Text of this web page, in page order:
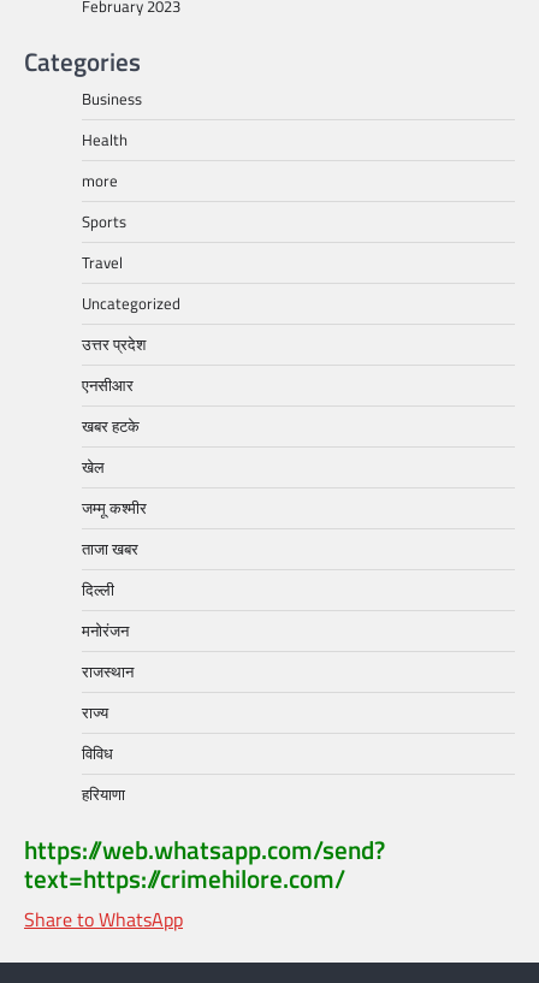
February 2023
Categories
Business
Health
more
Sports
Travel
Uncategorized
उत्तर प्रदेश
एनसीआर
खबर हटके
खेल
जम्मू कश्मीर
ताजा खबर
दिल्ली
मनोरंजन
राजस्थान
राज्य
विविध
हरियाणा
https://web.whatsapp.com/send?
text=https://crimehilore.com/
Share to WhatsApp